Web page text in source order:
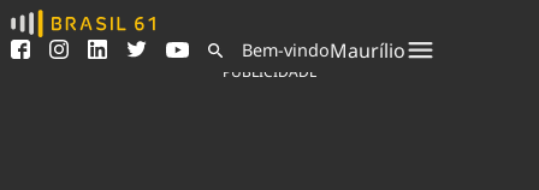
Ver todas as notícias
Podcasts
Indicadores
Bem-vindoMaurílio
PUBLICIDADE